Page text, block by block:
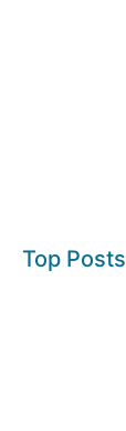
Top Posts